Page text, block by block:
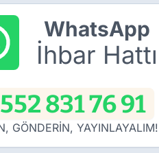
WhatsApp
İhbar Hattı
831 76 91
GÖNDERİN, YAYINLAYALIM!